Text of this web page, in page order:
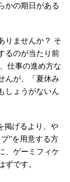
かの期日がある
りませんか？ そ
るのが当たり前
仕事の進め方な
んが、「夏休み
しょうがないん
掲げるより、や
”を用意する方
、ゲーミフィケ
ずです。